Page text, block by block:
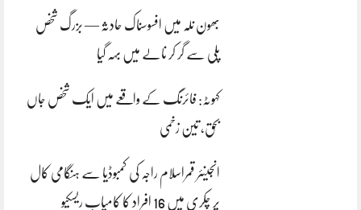
بھون نلہ میں افسوسناک حادثہ — بزرگ شخص
پلی سے گر کر نالے میں بہہ گیا
کہوٹہ: فائرنگ کے واقعے میں ایک شخص جاں
بحق، تین زخمی
انجینئر قمراسلام راجہ کی کمبوڈیا سے ہنگامی کال
پر چکری میں 16 افراد کا کامیاب ریسکیو